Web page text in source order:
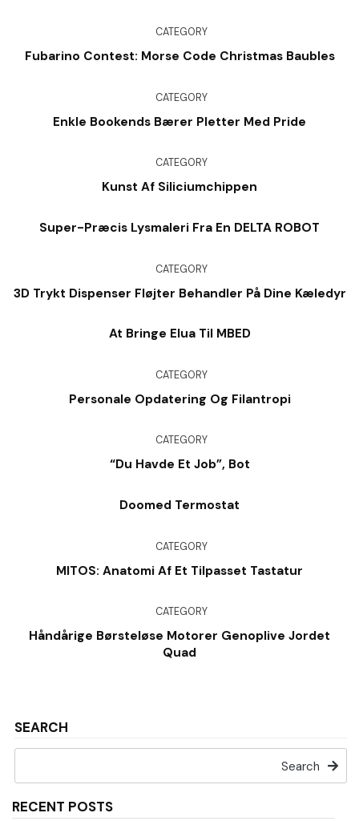
SEARCH
Search
RECENT POSTS
CATEGORY
Fubarino Contest: Morse Code Christmas Baubles
CATEGORY
Enkle Bookends Bærer Pletter Med Pride
CATEGORY
Kunst Af Siliciumchippen
Super-Præcis Lysmaleri Fra En DELTA ROBOT
CATEGORY
3D Trykt Dispenser Fløjter Behandler På Dine Kæledyr
At Bringe Elua Til MBED
CATEGORY
Personale Opdatering Og Filantropi
CATEGORY
“Du Havde Et Job”, Bot
Doomed Termostat
CATEGORY
MITOS: Anatomi Af Et Tilpasset Tastatur
CATEGORY
Håndårige Børsteløse Motorer Genoplive Jordet
Quad